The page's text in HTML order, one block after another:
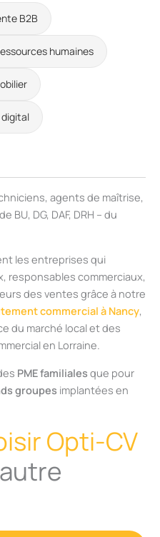
B2B
humaines
agents de maîtrise,
DG, DAF, DRH – du
les entreprises qui
responsables commerciaux,
des ventes grâce à notre
commercial à Nancy,
du marché local et des
en Lorraine.
PME familiales que pour
groupes implantées en
Opti-CV